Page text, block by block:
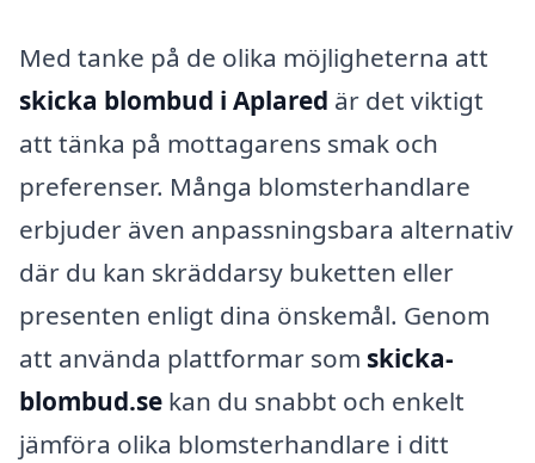
Med tanke på de olika möjligheterna att
skicka blombud i Aplared är det viktigt
att tänka på mottagarens smak och
preferenser. Många blomsterhandlare
erbjuder även anpassningsbara alternativ
där du kan skräddarsy buketten eller
presenten enligt dina önskemål. Genom
att använda plattformar som skicka-
blombud.se kan du snabbt och enkelt
jämföra olika blomsterhandlare i ditt